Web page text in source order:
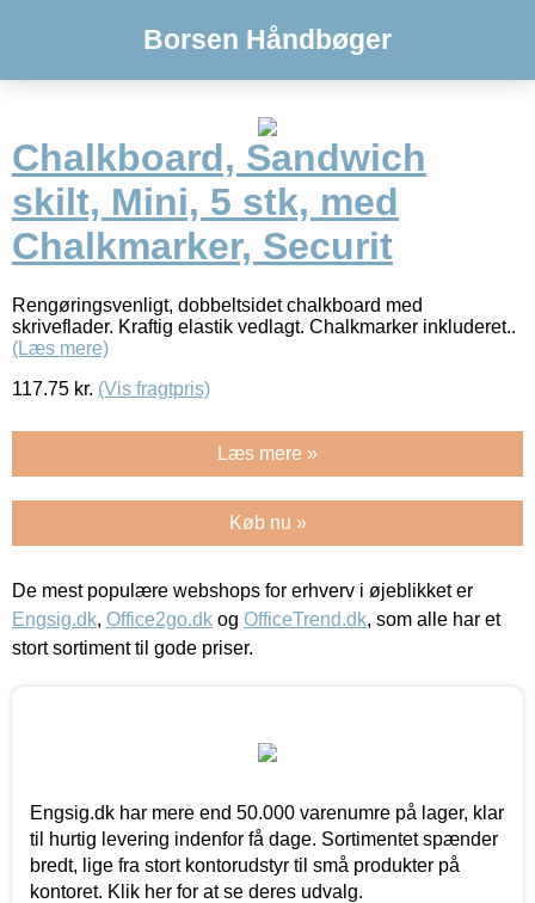
Borsen Håndbøger
Chalkboard, Sandwich
skilt, Mini, 5 stk, med
Chalkmarker, Securit
Rengøringsvenligt, dobbeltsidet chalkboard med
skriveflader. Kraftig elastik vedlagt. Chalkmarker inkluderet..
(Læs mere)
117.75 kr. (Vis fragtpris)
Læs mere »
Køb nu »
De mest populære webshops for erhverv i øjeblikket er
Engsig.dk, Office2go.dk og OfficeTrend.dk, som alle har et
stort sortiment til gode priser.
Engsig.dk har mere end 50.000 varenumre på lager, klar
til hurtig levering indenfor få dage. Sortimentet spænder
bredt, lige fra stort kontorudstyr til små produkter på
kontoret. Klik her for at se deres udvalg.